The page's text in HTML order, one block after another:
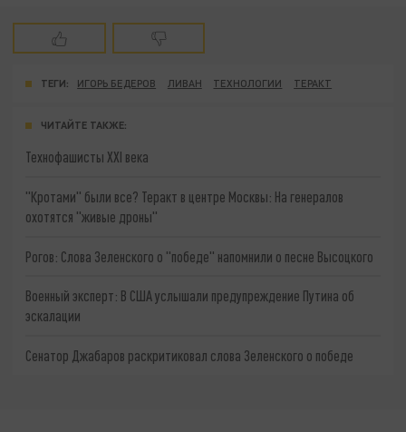
ТЕГИ: ИГОРЬ БЕДЕРОВ ЛИВАН ТЕХНОЛОГИИ ТЕРАКТ
ЧИТАЙТЕ ТАКЖЕ:
Технофашисты XXI века
"Кротами" были все? Теракт в центре Москвы: На генералов
охотятся "живые дроны"
Рогов: Слова Зеленского о "победе" напомнили о песне Высоцкого
Военный эксперт: В США услышали предупреждение Путина об
эскалации
Сенатор Джабаров раскритиковал слова Зеленского о победе